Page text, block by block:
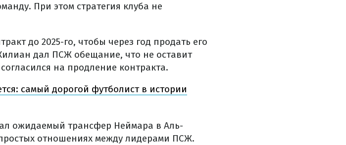
При этом стратегия клуба не
до 2025-го, чтобы через год продать его
дал ПСЖ обещание, что не оставит
на продление контракта.
самый дорогой футболист в истории
ожидаемый трансфер Неймара в Аль-
отношениях между лидерами ПСЖ.